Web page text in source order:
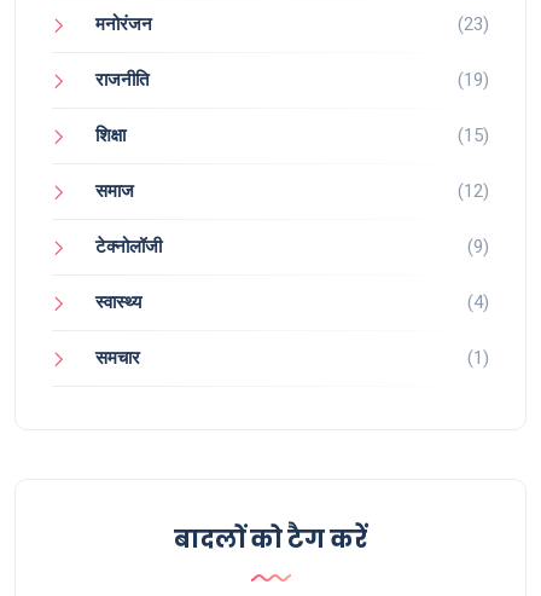
मनोरंजन (23)
राजनीति (19)
शिक्षा (15)
समाज (12)
टेक्नोलॉजी (9)
स्वास्थ्य (4)
समचार (1)
बादलों को टैग करें